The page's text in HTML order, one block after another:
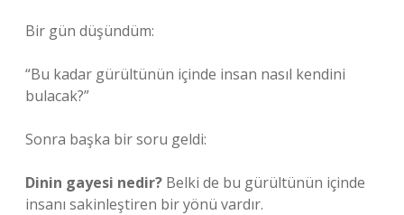
Bir gün düşündüm:
“Bu kadar gürültünün içinde insan nasıl kendini
bulacak?”
Sonra başka bir soru geldi:
Dinin gayesi nedir? Belki de bu gürültünün içinde
insanı sakinleştiren bir yönü vardır.